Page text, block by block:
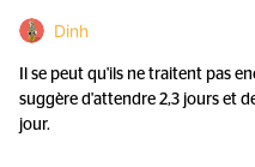
Dinh
Il se peut qu'ils ne traitent pas
suggère d'attendre 2,3 jours et
jour.